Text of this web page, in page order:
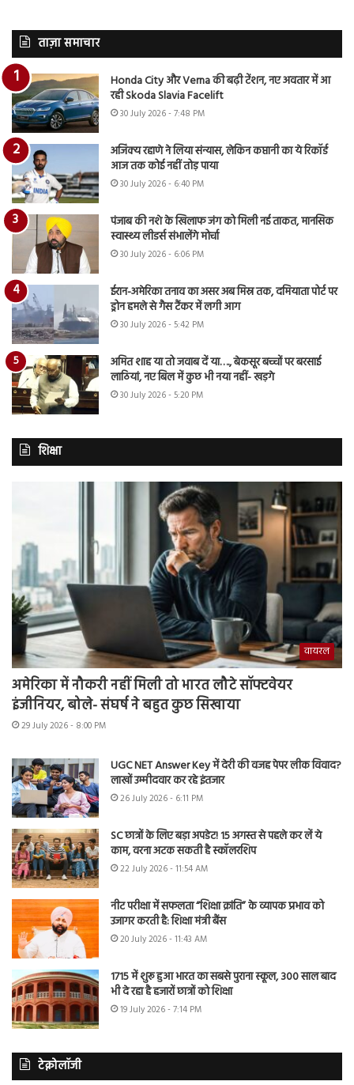
ताज़ा समाचार
Honda City और Verna की बढ़ी टेंशन, नए अवतार में आ
रही Skoda Slavia Facelift
30 July 2026 - 7:48 PM
अजिंक्य रहाणे ने लिया संन्यास, लेकिन कप्तानी का ये रिकॉर्ड
आज तक कोई नहीं तोड़ पाया
30 July 2026 - 6:40 PM
पंजाब की नशे के खिलाफ जंग को मिली नई ताकत, मानसिक
स्वास्थ्य लीडर्स संभालेंगे मोर्चा
30 July 2026 - 6:06 PM
ईरान-अमेरिका तनाव का असर अब मिस्र तक, दमियाता पोर्ट पर
ड्रोन हमले से गैस टैंकर में लगी आग
30 July 2026 - 5:42 PM
अमित शाह या तो जवाब दें या…., बेकसूर बच्चों पर बरसाई
लाठियां, नए बिल में कुछ भी नया नहीं- खड़गे
30 July 2026 - 5:20 PM
शिक्षा
वायरल
अमेरिका में नौकरी नहीं मिली तो भारत लौटे सॉफ्टवेयर
इंजीनियर, बोले- संघर्ष ने बहुत कुछ सिखाया
29 July 2026 - 8:00 PM
UGC NET Answer Key में देरी की वजह पेपर लीक विवाद?
लाखों उम्मीदवार कर रहे इंतजार
26 July 2026 - 6:11 PM
SC छात्रों के लिए बड़ा अपडेट! 15 अगस्त से पहले कर लें ये
काम, वरना अटक सकती है स्कॉलरशिप
22 July 2026 - 11:54 AM
नीट परीक्षा में सफलता “शिक्षा क्रांति” के व्यापक प्रभाव को
उजागर करती है: शिक्षा मंत्री बैंस
20 July 2026 - 11:43 AM
1715 में शुरू हुआ भारत का सबसे पुराना स्कूल, 300 साल बाद
भी दे रहा है हजारों छात्रों को शिक्षा
19 July 2026 - 7:14 PM
टेक्नोलॉजी